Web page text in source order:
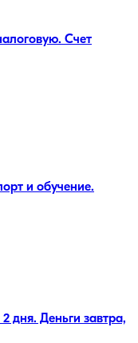
Счет
и обучение.
дня. Деньги завтра,